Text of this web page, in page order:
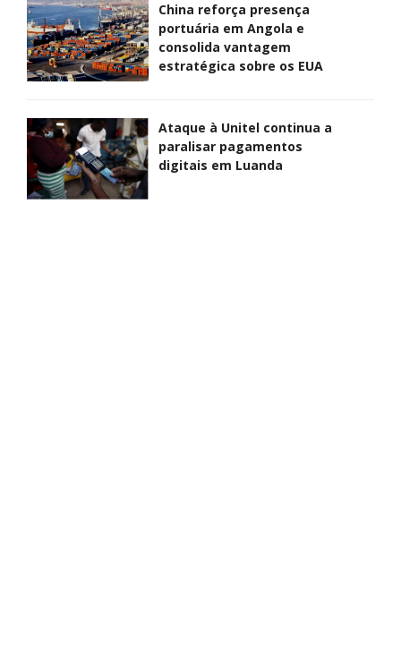
China reforça presença
portuária em Angola e
consolida vantagem
estratégica sobre os EUA
Ataque à Unitel continua a
paralisar pagamentos
digitais em Luanda